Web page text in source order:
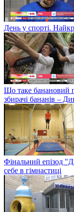
День у спорті.
Що таке банановий
збирачі бананів –
Фінальний епізод
себе в гімнастиці